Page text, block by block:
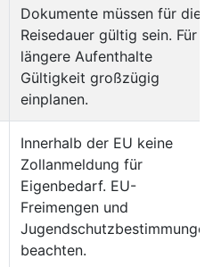
Dokumente müssen für die
Reisedauer gültig sein. Für
längere Aufenthalte
Gültigkeit großzügig
einplanen.
Innerhalb der EU keine
Zollanmeldung für
Eigenbedarf. EU-
Freimengen und
Jugendschutzbestimmungen
beachten.